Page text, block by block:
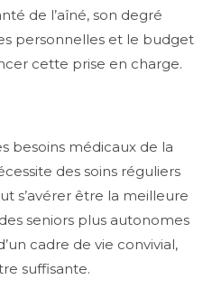
de l’aîné, son degré
personnelles et le budget
cette prise en charge.
besoins médicaux de la
des soins réguliers
s’avérer être la meilleure
seniors plus autonomes
cadre de vie convivial,
suffisante.